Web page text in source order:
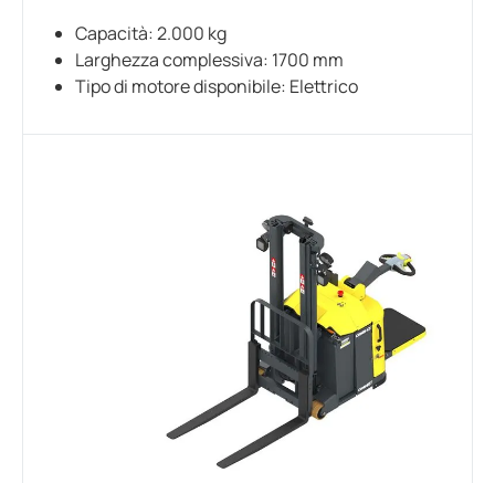
Capacità: 2.000 kg
Larghezza complessiva: 1700 mm
Tipo di motore disponibile: Elettrico